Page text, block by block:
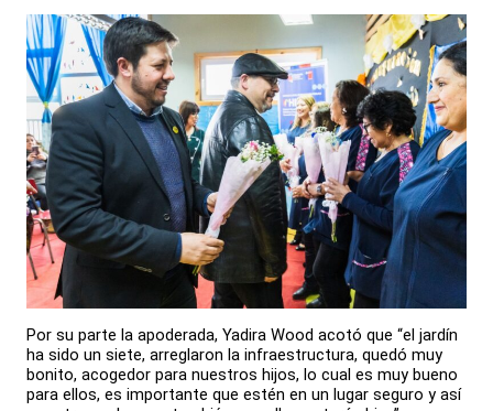
Por su parte la apoderada, Yadira Wood acotó que “el jardín
ha sido un siete, arreglaron la infraestructura, quedó muy
bonito, acogedor para nuestros hijos, lo cual es muy bueno
para ellos, es importante que estén en un lugar seguro y así